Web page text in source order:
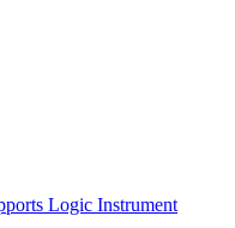
Logic Instrument